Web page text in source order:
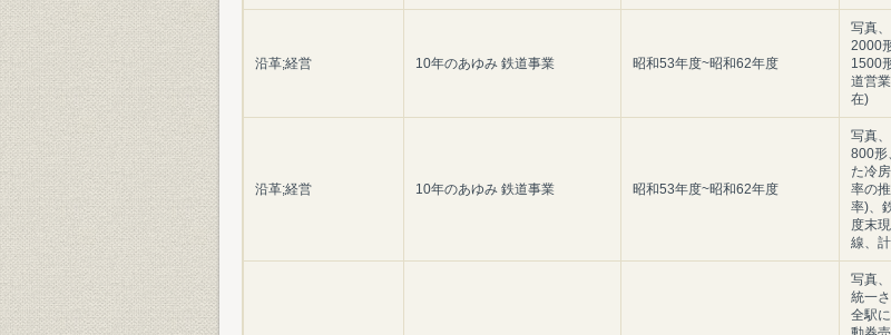
沿革;経営 10年のあゆみ 鉄道事業 昭和53年度~昭和62年度
写真
2000
1500
道営
在)
沿革;経営 10年のあゆみ 鉄道事業 昭和53年度~昭和62年度
写真
800形
た冷
率の
率)、
度末
線、
写真
統一
全駅